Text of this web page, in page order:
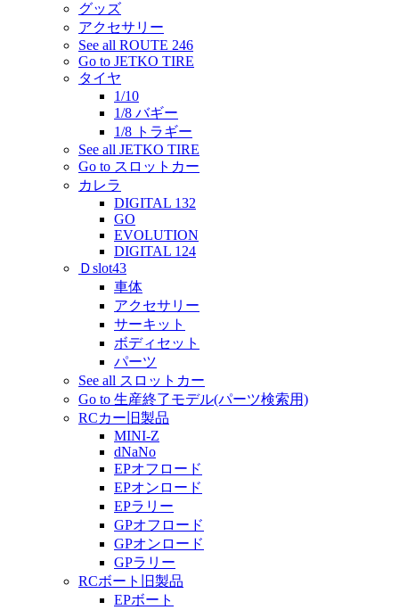
グッズ
アクセサリー
See all ROUTE 246
Go to JETKO TIRE
タイヤ
1/10
1/8 バギー
1/8 トラギー
See all JETKO TIRE
Go to スロットカー
カレラ
DIGITAL 132
GO
EVOLUTION
DIGITAL 124
Ｄslot43
車体
アクセサリー
サーキット
ボディセット
パーツ
See all スロットカー
Go to 生産終了モデル(パーツ検索用)
RCカー旧製品
MINI-Z
dNaNo
EPオフロード
EPオンロード
EPラリー
GPオフロード
GPオンロード
GPラリー
RCボート旧製品
EPボート